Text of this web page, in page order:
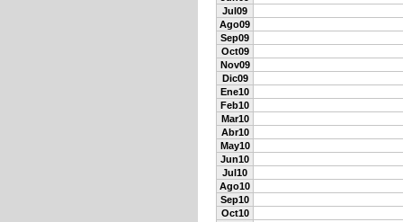
Jul09
Ago09
Sep09
Oct09
Nov09
Dic09
Ene10
Feb10
Mar10
Abr10
May10
Jun10
Jul10
Ago10
Sep10
Oct10